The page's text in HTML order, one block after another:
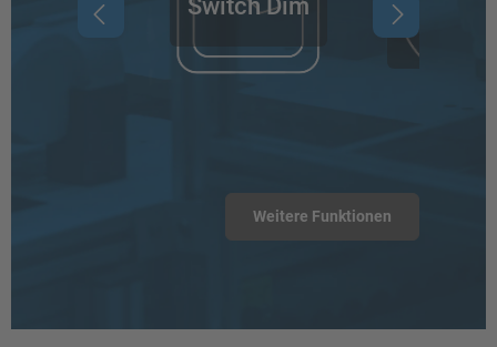
Switch Dim
Weitere Funktionen